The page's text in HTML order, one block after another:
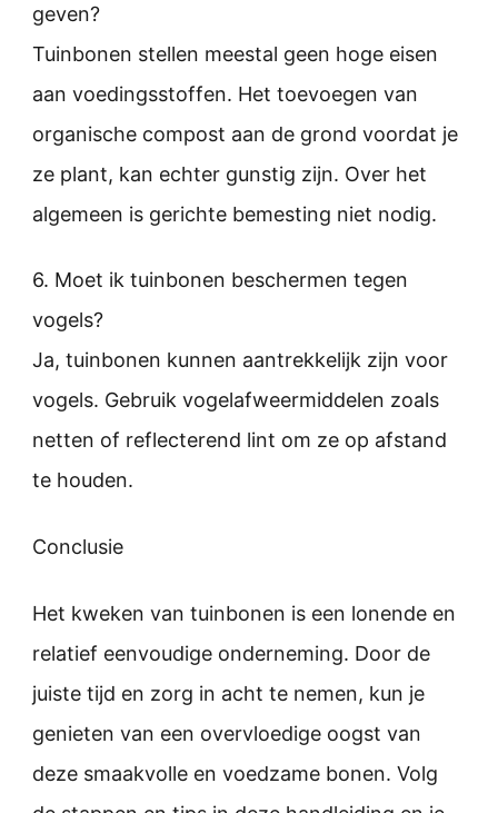
geven?
Tuinbonen stellen meestal geen hoge eisen
aan voedingsstoffen. Het toevoegen van
organische compost aan de grond voordat je
ze plant, kan echter gunstig zijn. Over het
algemeen is gerichte bemesting niet nodig.
6. Moet ik tuinbonen beschermen tegen
vogels?
Ja, tuinbonen kunnen aantrekkelijk zijn voor
vogels. Gebruik vogelafweermiddelen zoals
netten of reflecterend lint om ze op afstand
te houden.
Conclusie
Het kweken van tuinbonen is een lonende en
relatief eenvoudige onderneming. Door de
juiste tijd en zorg in acht te nemen, kun je
genieten van een overvloedige oogst van
deze smaakvolle en voedzame bonen. Volg